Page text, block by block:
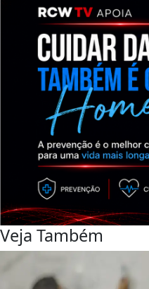
Veja Também